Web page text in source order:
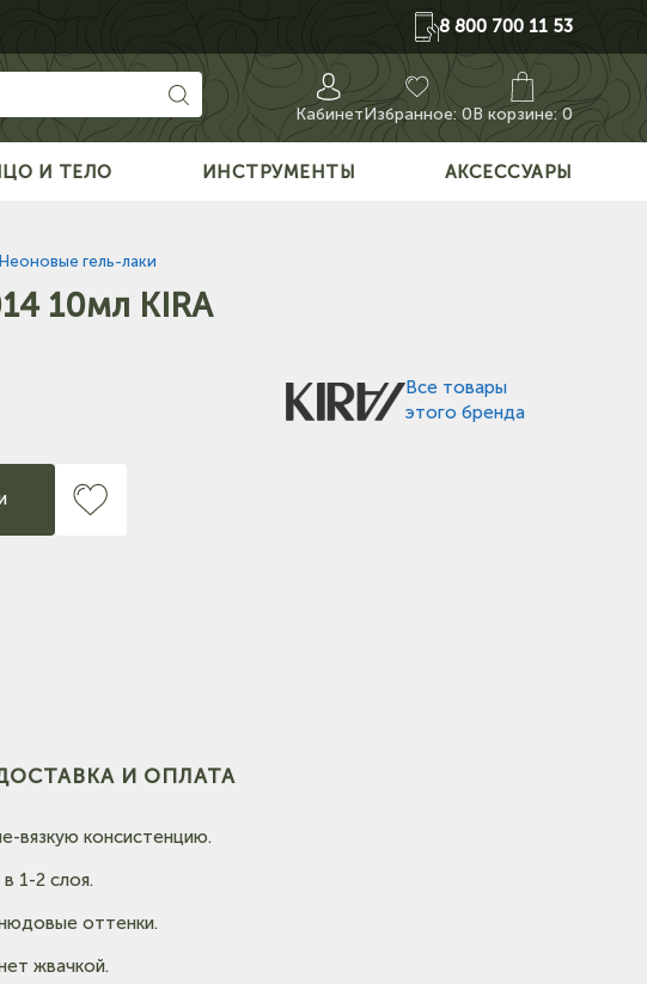
8 800 700 11 53
КабинетИзбранное:0В корзине: 0
И ТЕЛО ИНСТРУМЕНТЫ АКСЕССУАРЫ
Неоновые гель-лаки
10мл KIRA
Все товары
этого бренда
И ОПЛАТА
вязкую консистенцию.
1-2 слоя.
оттенки.
жвачкой.